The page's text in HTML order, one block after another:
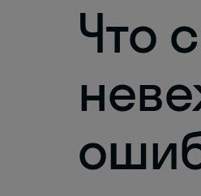
Что